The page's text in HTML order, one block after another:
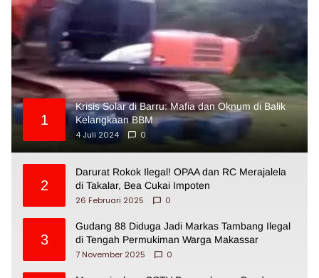
1
Krisis Solar di Barru: Mafia dan Oknum di Balik
Kelangkaan BBM
4 Juli 2024
0
2
Darurat Rokok Ilegal! OPAA dan RC Merajalela
di Takalar, Bea Cukai Impoten
26 Februari 2025
0
3
Gudang 88 Diduga Jadi Markas Tambang Ilegal
di Tengah Permukiman Warga Makassar
7 November 2025
0